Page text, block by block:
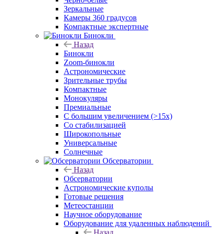
Зеркальные
Камеры 360 градусов
Компактные экспертные
Бинокли
Назад
Бинокли
Zoom-бинокли
Астрономические
Зрительные трубы
Компактные
Монокуляры
Премиальные
С большим увеличением (>15x)
Со стабилизацией
Широкопольные
Универсальные
Солнечные
Обсерватории
Назад
Обсерватории
Астрономические куполы
Готовые решения
Метеостанции
Научное оборудование
Оборудование для удаленных наблюдений
Назад